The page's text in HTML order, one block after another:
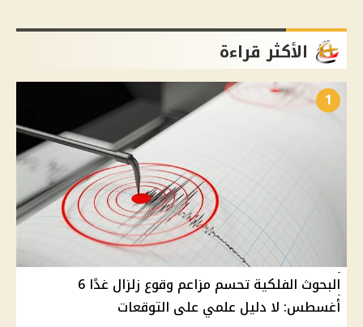
الأكثر قراءة
1
البحوث الفلكية تحسم مزاعم وقوع زلزال غدًا 6
أغسطس: لا دليل علمي على التوقعات